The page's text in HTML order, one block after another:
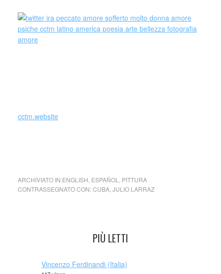
cctm.website
ARCHIVIATO IN:ENGLISH ESPAÑOL
PITTURA
CONTRASSEGNATO CON:CUBA, JULIO LARRAZ
PIÙ LETTI
Vincenzo Ferdinandi (Italia)